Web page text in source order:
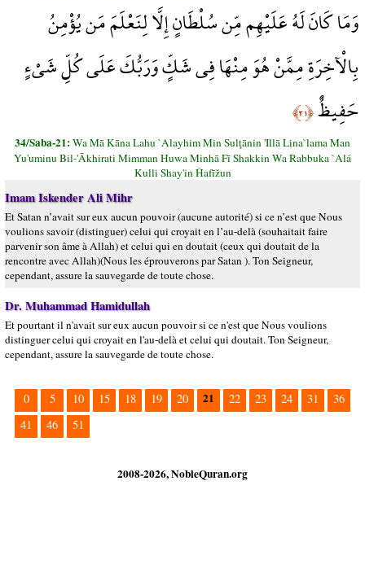
وَمَا كَانَ لَهُ عَلَيْهِم مِّن سُلْطَانٍ إِلَّا لِنَعْلَمَ مَن يُؤْمِنُ
بِالْآخِرَةِ مِمَّنْ هُوَ مِنْهَا فِي شَكٍّ وَرَبُّكَ عَلَى كُلِّ شَيْءٍ
حَفِيظٌ﴿٢١﴾
34/Saba-21:Wa Mā Kāna Lahu `Alayhim Min Sulţānin 'Illā Lina`lama Man
Yu'uminu Bil-'Ākhirati Mimman Huwa Minhā Fī Shakkin Wa Rabbuka `Alá
Kulli Shay'in Ĥafīžun
Imam Iskender Ali Mihr
Et Satan n’avait sur eux aucun pouvoir (aucune autorité) si ce n’est que Nous
voulions savoir (distinguer) celui qui croyait en l’au-delà (souhaitait faire
parvenir son âme à Allah) et celui qui en doutait (ceux qui doutait de la
rencontre avec Allah)(Nous les éprouverons par Satan ). Ton Seigneur,
cependant, assure la sauvegarde de toute chose.
Dr. Muhammad Hamidullah
Et pourtant il n'avait sur eux aucun pouvoir si ce n'est que Nous voulions
distinguer celui qui croyait en l'au-delà et celui qui doutait. Ton Seigneur,
cependant, assure la sauvegarde de toute chose.
0 5 10 15 18 19 20 21 22 23 24 31
36
41
46 51
2008-2026, NobleQuran.org